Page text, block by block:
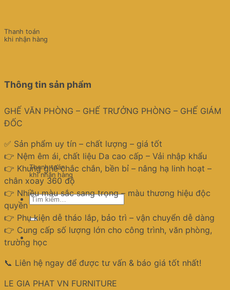
Thanh toán
khi nhận hàng
Tìm
Thanh toán
khi nhận hàng
Thông tin sản phẩm
GHẾ VĂN PHÒNG – GHẾ TRƯỞNG PHÒNG – GHẾ GIÁM
ĐỐC
✅ Sản phẩm uy tín – chất lượng – giá tốt
👉 Nệm êm ái, chất liệu Da cao cấp – Vải nhập khẩu
👉 Khung ghế chắc chắn, bền bỉ – nâng hạ linh hoạt –
chân xoay 360 độ
👉 Nhiều màu sắc sang trọng – màu thương hiệu độc
quyền
👉 Phụ kiện dễ tháo lắp, bảo trì – vận chuyển dễ dàng
👉 Cung cấp số lượng lớn cho công trình, văn phòng,
trường học
📞 Liên hệ ngay để được tư vấn & báo giá tốt nhất!
LE GIA PHAT VN FURNITURE